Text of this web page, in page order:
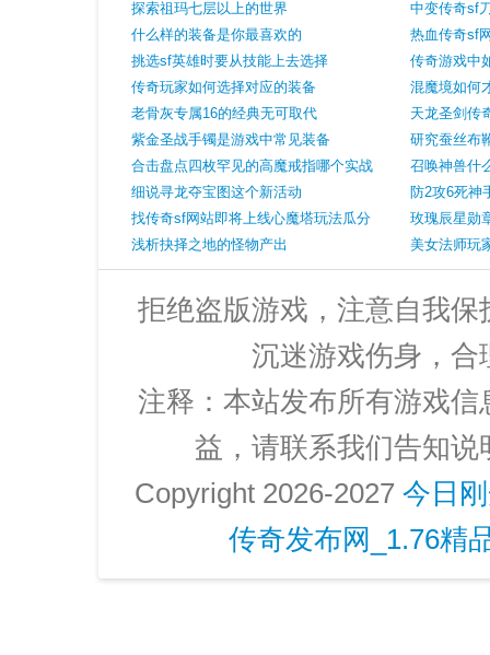
探索祖玛七层以上的世界
什么样的装备是你最喜欢的
挑选sf英雄时要从技能上去选择
传奇玩家如何选择对应的装备
老骨灰专属16的经典无可取代
紫金圣战手镯是游戏中常见装备
合击盘点四枚罕见的高魔戒指哪个实战
效果最强？
细说寻龙夺宝图这个新活动
找传奇sf网站即将上线心魔塔玩法瓜分
豪礼
浅析抉择之地的怪物产出
中变传奇sf
价无市金手
热血传奇sf
大赏幸运+7
传奇游戏中
混魔境如何
天龙圣剑传
研究蚕丝布
召唤神兽什
防2攻6死神
玫瑰辰星勋
美女法师玩
拒绝盗版游戏，注意自我
沉迷游戏伤身，合
注释：本站发布所有游戏
益，请联系我们告知
Copyright 2026-2027 今日
传奇发布网_1.76精